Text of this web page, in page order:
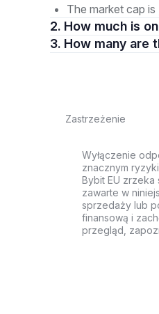
The market cap
2. How much is
3. How
Zastrzeżenie
Wyłączenie
znacznym
Bybit EU
zawarte w
sprzedaży lub
finansową i
przegląd,